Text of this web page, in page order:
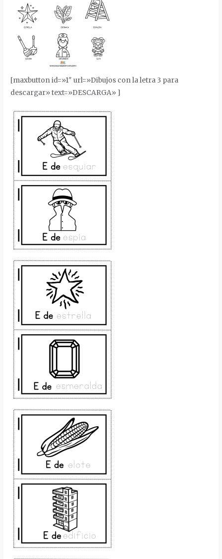
[maxbutton id=»1″ url=»Dibujos con la letra 3 para
descargar» text=»DESCARGA» ]